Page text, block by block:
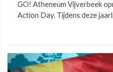
GO! Atheneum Vijverbeek
Action Day. Tijdens deze